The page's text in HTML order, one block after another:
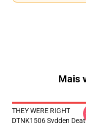
Mais
THEY WERE RIGHT
DTNK1506 Svdden Death